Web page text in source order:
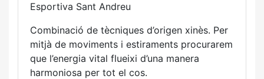
Esportiva Sant Andreu
Combinació de tècniques d’origen xinès. Per
mitjà de moviments i estiraments procurarem
que l’energia vital flueixi d’una manera
harmoniosa per tot el cos.